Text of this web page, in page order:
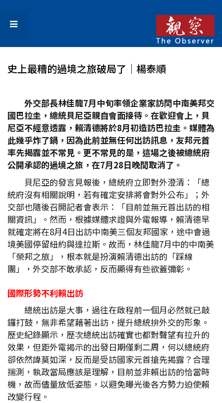
史上最糟的過境之旅破局了│楊泰順
外交部長林佳龍7月中旬率領企業家訪問中南美邦交
國巴拉圭，總統貝尼亞親自會面接待。在歡迎會上，貝
尼亞不經意透露，賴清德將於8月初造訪巴拉圭。媒體為
此幾乎炸了鍋，因為此前並無任何出訪訊息，友邦元首
率先揭露並不常見。更不常見的是，這場之後被總統府
公開承認的過境之旅，在7月28日晚間取消了。
貝尼亞的發言見報後，總統府立即對外澄清：「總
統府沒有相關說明，若有確定安排將會對外公布」；外
交部也隨後召開記者會表示：「目前並無元首出訪的相
關資訊」。然而，根據媒體求證與外電報導，賴清德早
就確定將在8月4日出訪中南美三個友邦國家，途中會過
境美國停留紐約與達拉斯。故而，林佳龍7月中的中南美
「榮邦之旅」，根本就是扮演賴清德出訪的「踩線
團」，外交部不敢承認，反而顯得有些欲蓋彌彰。
國際形勢不利賴出訪
總統出訪是大事，過往在啟程前一個月必然就已敲
鑼打鼓，無非希望藉著出訪，提升總統拚外交的形象。
歷史紀錄顯示，歷次總統出訪確實也都對聲望有拉升的
效果，但距外電揭示的出發日期僅剩二周，何以總統府
卻依然諱莫如深，反而是受訪國家元首搶先揭露？合理
揣測，執政當局應該是理解，目前並非賴出訪的恰當時
機，故而儘量放低姿態，以避免曝光後各方勢力迫使賴
改變行程。